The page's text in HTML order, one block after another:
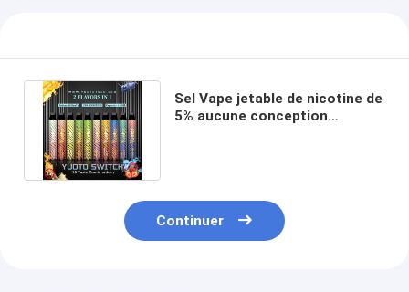
Sel Vape jetable de nicotine de
5% aucune conception
Continuer